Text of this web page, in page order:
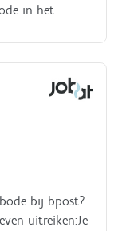
in het
bij bpost?
uitreiken:Je